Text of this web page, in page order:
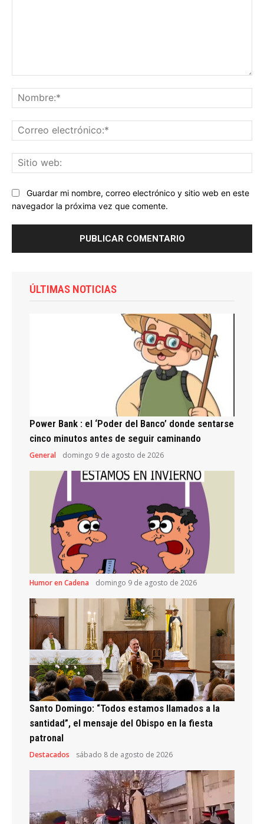
Guardar mi nombre, correo electrónico y sitio web en este
navegador la próxima vez que comente.
ÚLTIMAS NOTICIAS
Power Bank : el ‘Poder del Banco’ donde sentarse
cinco minutos antes de seguir caminando
General domingo 9 de agosto de 2026
Humor en Cadena domingo 9 de agosto de 2026
Santo Domingo: “Todos estamos llamados a la
santidad”, el mensaje del Obispo en la fiesta
patronal
Destacados sábado 8 de agosto de 2026